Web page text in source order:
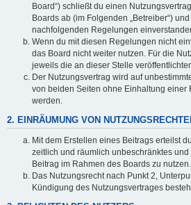
Board“) schließt du einen
Boards ab (im Folgenden „Betreiber“)
nachfolgenden Regelungen
Wenn du mit diesen Regelungen nicht
das Board nicht weiter nutzen. Für die
jeweils die an dieser Stelle
Der Nutzungsvertrag wird auf
von beiden Seiten ohne Einhaltung einer
werden.
2. EINRÄUMUNG VON
Mit dem Erstellen eines Beitrags erteilst
zeitlich und räumlich unbeschränktes
Beitrag im Rahmen des Boards zu nutzen.
Das Nutzungsrecht nach Punkt 2,
Kündigung des Nutzungsvertrages